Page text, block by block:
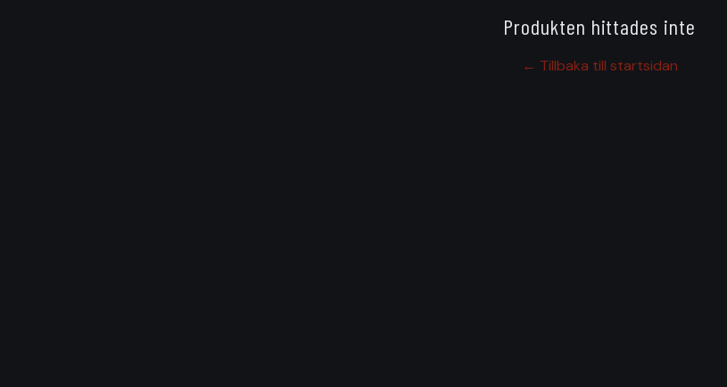
Produkten hittades inte
← Tillbaka till startsidan